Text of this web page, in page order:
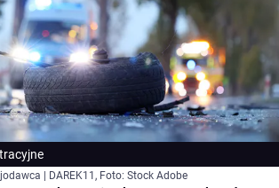
| DAREK11, Foto: Stock Adobe